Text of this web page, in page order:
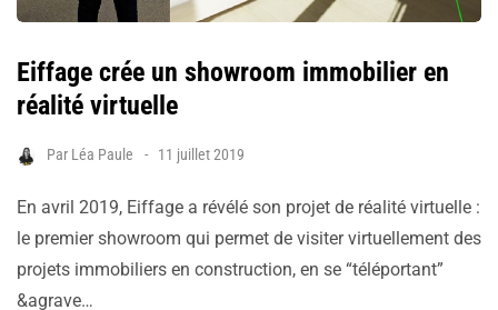
Eiffage crée un showroom immobilier en
réalité virtuelle
Par Léa Paule 11 juillet 2019
En avril 2019, Eiffage a révélé son projet de réalité virtuelle :
le premier showroom qui permet de visiter virtuellement des
projets immobiliers en construction, en se “téléportant”
&agrave…